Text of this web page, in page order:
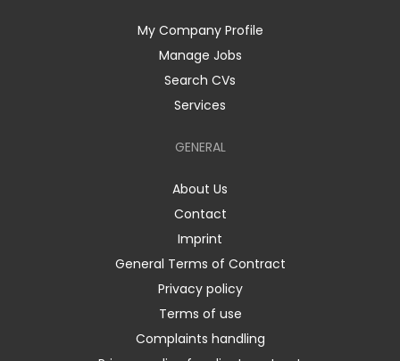
My Company Profile
Manage Jobs
Search CVs
Services
GENERAL
About Us
Contact
Imprint
General Terms of Contract
Privacy policy
Terms of use
Complaints handling